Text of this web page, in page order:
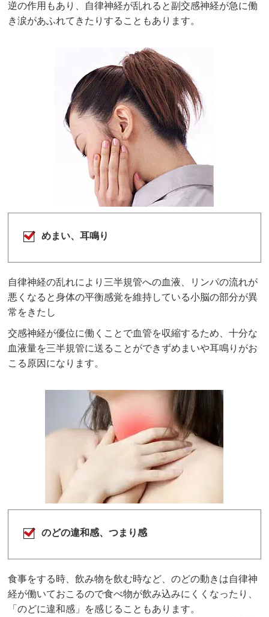
逆の作用もあり、自律神経が乱れると副交感神経が急に働
き涙があふれてきたりすることもあります。
めまい、耳鳴り
自律神経の乱れにより三半規管への血液、リンパの流れが
悪くなると身体の平衡感覚を維持している小脳の部分が異
常をきたし
交感神経が優位に働くことで血管を収縮するため、十分な
血液量を三半規管に送ることができずめまいや耳鳴りがお
こる原因になります。
のどの違和感、つまり感
食事をする時、飲み物を飲む時など、のどの動きは自律神
経が働いておこるので食べ物が飲み込みにくくなったり、
「のどに違和感」を感じることもあります。